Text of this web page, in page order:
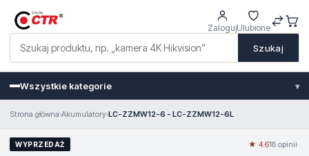
Szukaj
ZalogujUlubione
Wszystkie kategorie ▾
Strona główna›Akumulatory›LC-ZZMW12-6 - LC-ZZMW12-6L
WYPRZEDAŻ ★ 4.618 opinii·